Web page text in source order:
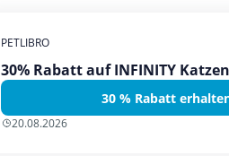
PETLIBRO
30% Rabatt auf INFINITY
30 % Rabatt
20.08.2026